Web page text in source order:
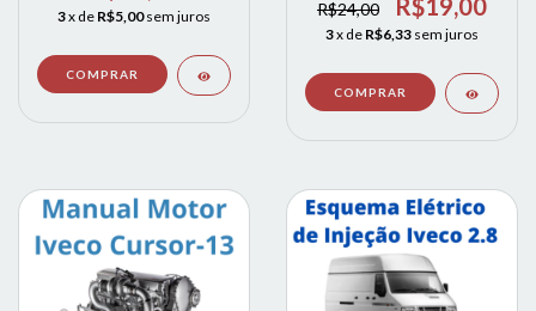
3x de R$5,00 sem juros R$24,00 R$19,00
3x de R$6,33 sem juros